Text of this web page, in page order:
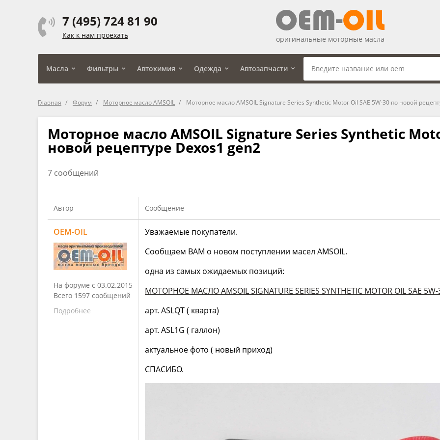
7 (495) 724 81 90
Как к нам проехать оригинальные моторные масла
Масла Фильтры Автохимия Одежда Автозапчасти
Главная Форум Моторное масло AMSOIL Моторное масло AMSOIL Signature Series Synthetic Motor Oil SAE 5W-30 по новой
Моторное масло AMSOIL Signature Series Synthetic
новой рецептуре Dexos1 gen2
7 сообщений
Автор Сообщение
OEM-OIL
На форуме с 03.02.2015
Всего 1597 сообщений
Подробнее
Уважаемые покупатели.
Сообщаем ВАМ о новом поступлении масел AMSOIL.
одна из самых ожидаемых позиций:
МОТОРНОЕ МАСЛО AMSOIL SIGNATURE SERIES SYNTHETIC MOTOR OIL SAE
арт. ASLQT ( кварта)
арт. ASL1G ( галлон)
актуальное фото ( новый приход)
СПАСИБО.